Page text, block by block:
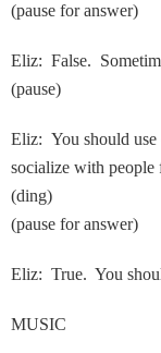
(pause for answer)
Eliz: False.
(pause)
Eliz: You should use
socialize with people
(ding)
(pause for answer)
Eliz: True. You
MUSIC